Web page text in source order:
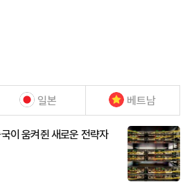
일본 베트남
이 움켜쥔 새로운 전략자